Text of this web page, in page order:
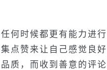
何时候都更有能力进
点赞来让自己感觉良
质，而收到善意的评